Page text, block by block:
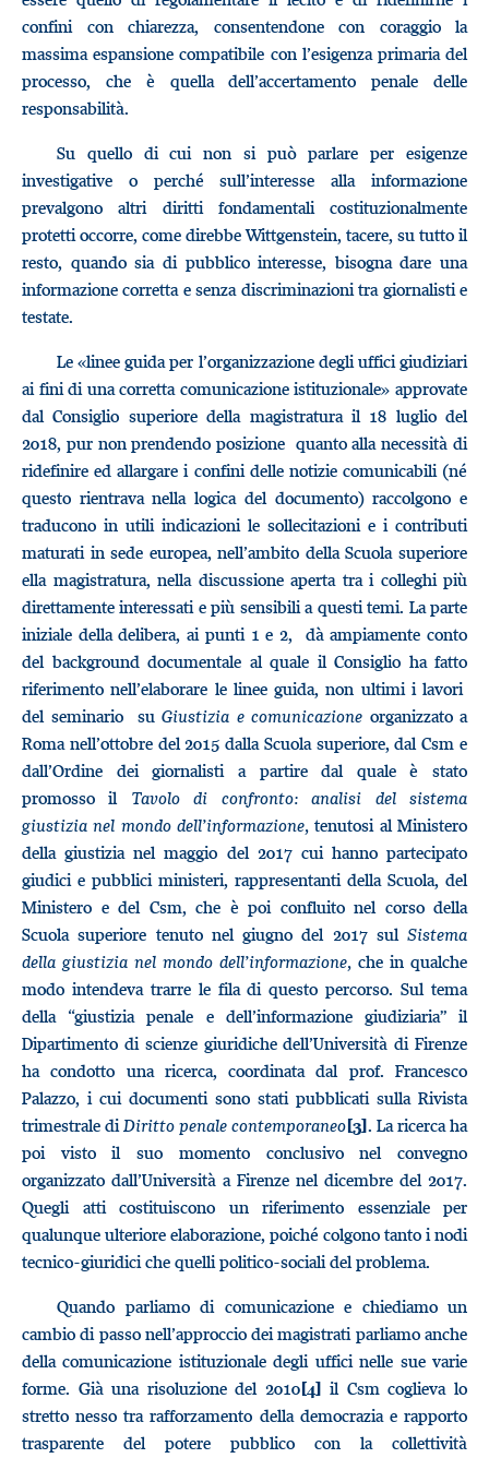
confini con chiarezza, consentendone con coraggio la
massima espansione compatibile con l’esigenza primaria del
processo, che è quella dell’accertamento penale delle
responsabilità.
Su quello di cui non si può parlare per esigenze
investigative o perché sull’interesse alla informazione
prevalgono altri diritti fondamentali costituzionalmente
protetti occorre, come direbbe Wittgenstein, tacere, su tutto il
resto, quando sia di pubblico interesse, bisogna dare una
informazione corretta e senza discriminazioni tra giornalisti e
testate.
Le «linee guida per l’organizzazione degli uffici giudiziari
ai fini di una corretta comunicazione istituzionale» approvate
dal Consiglio superiore della magistratura il 18 luglio del
2018, pur non prendendo posizione quanto alla necessità di
ridefinire ed allargare i confini delle notizie comunicabili (né
questo rientrava nella logica del documento) raccolgono e
traducono in utili indicazioni le sollecitazioni e i contributi
maturati in sede europea, nell’ambito della Scuola superiore
ella magistratura, nella discussione aperta tra i colleghi più
direttamente interessati e più sensibili a questi temi. La parte
iniziale della delibera, ai punti 1 e 2, dà ampiamente conto
del background documentale al quale il Consiglio ha fatto
riferimento nell’elaborare le linee guida, non ultimi i lavori
del seminario su Giustizia e comunicazione organizzato a
Roma nell’ottobre del 2015 dalla Scuola superiore, dal Csm e
dall’Ordine dei giornalisti a partire dal quale è stato
promosso il Tavolo
di confronto: analisi del sistema
giustizia nel mondo dell’informazione,tenutosi al Ministero
della giustizia nel maggio del 2017 cui hanno partecipato
giudici e pubblici ministeri, rappresentanti della Scuola, del
Ministero e del Csm, che è poi confluito nel corso della
Scuola superiore tenuto nel giugno del 2017 sul Sistema
della giustizia nel mondo dell’informazione, che in qualche
modo intendeva trarre le fila di questo percorso. Sul tema
della “giustizia penale e dell’informazione giudiziaria” il
Dipartimento di scienze giuridiche dell’Università di Firenze
ha condotto una ricerca, coordinata dal prof. Francesco
Palazzo, i cui documenti sono stati pubblicati sulla Rivista
trimestrale diDiritto penale contemporaneo[3]. La ricerca ha
poi visto il suo momento conclusivo nel convegno
organizzato dall’Università a Firenze nel dicembre del 2017.
Quegli atti costituiscono un riferimento essenziale per
qualunque ulteriore elaborazione, poiché colgono tanto i nodi
tecnico-giuridici che quelli politico-sociali del problema.
Quando parliamo di comunicazione e chiediamo un
cambio di passo nell’approccio dei magistrati parliamo anche
della comunicazione istituzionale degli uffici nelle sue varie
forme. Già una risoluzione del 2010[4] il Csm coglieva lo
stretto nesso tra rafforzamento della democrazia e rapporto
trasparente del potere pubblico con la collettività